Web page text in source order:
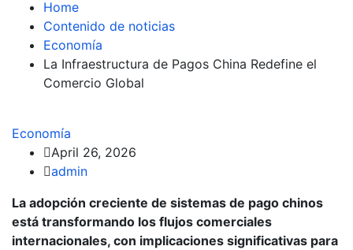
Home
Contenido de noticias
Economía
La Infraestructura de Pagos China Redefine el
Comercio Global
Economía
April 26, 2026
admin
La adopción creciente de sistemas de pago chinos
está transformando los flujos comerciales
internacionales, con implicaciones significativas para